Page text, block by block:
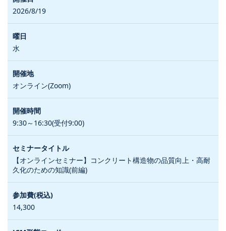
2026/8/19
水
オンライン(Zoom)
9:30～16:30(受付9:00)
【オンラインセミナー】コンクリート構造物の品質向上・高耐
久化のための知識(前編)
14,300